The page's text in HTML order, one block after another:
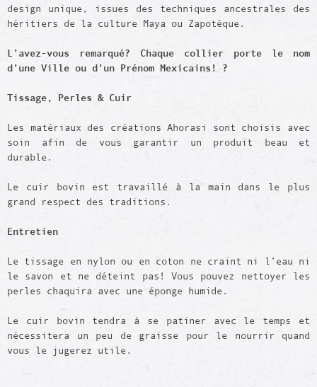
design unique, issues des techniques ancestrales des
héritiers de la culture Maya ou Zapotèque.
L’avez-vous remarqué? Chaque collier porte le nom
d’une Ville ou d'un Prénom Mexicains! ?
Tissage, Perles & Cuir
Les matériaux des créations Ahorasi sont choisis avec
soin afin de vous garantir un produit beau et
durable.
Le cuir bovin est travaillé à la main dans le plus
grand respect des traditions.
Entretien
Le tissage en nylon ou en coton ne craint ni l’eau ni
le savon et ne déteint pas! Vous pouvez nettoyer les
perles chaquira avec une éponge humide.
Le cuir bovin tendra à se patiner avec le temps et
nécessitera un peu de graisse pour le nourrir quand
vous le jugerez utile.